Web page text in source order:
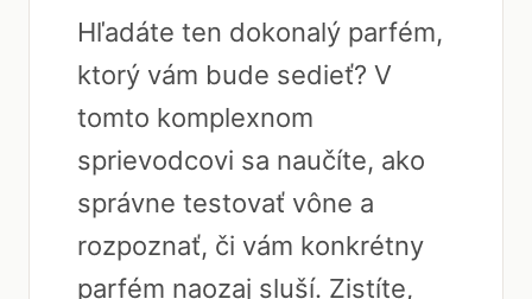
Hľadáte ten dokonalý parfém,
ktorý vám bude sedieť? V
tomto komplexnom
sprievodcovi sa naučíte, ako
správne testovať vône a
rozpoznať, či vám konkrétny
parfém naozaj sluší. Zistíte,